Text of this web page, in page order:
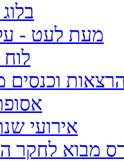
מעת לעט -
וכנסים
אירועי
מבוא לחקר